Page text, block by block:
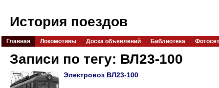
История поездов
Главная Локомотивы Доска объявлений Библиотека
Записи по тегу: ВЛ23-100
Электровоз ВЛ23-100